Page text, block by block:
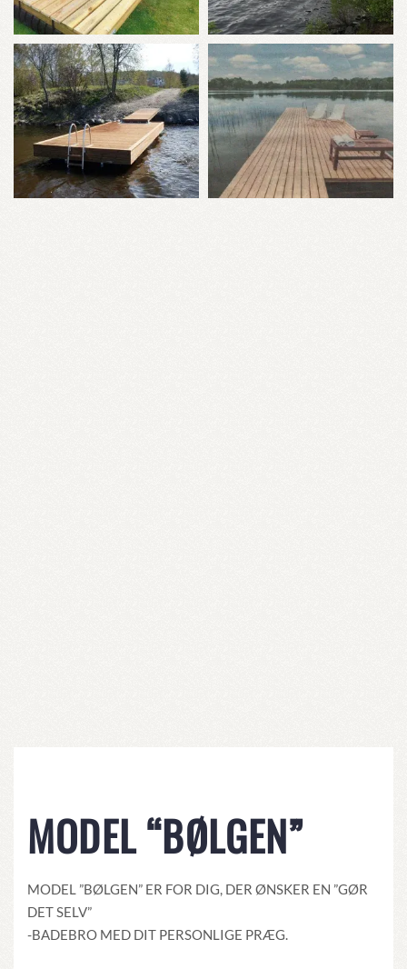
MODEL “BØLGEN”
MODEL ”BØLGEN” ER FOR DIG, DER ØNSKER EN ”GØR
DET SELV”
-BADEBRO MED DIT PERSONLIGE PRÆG.